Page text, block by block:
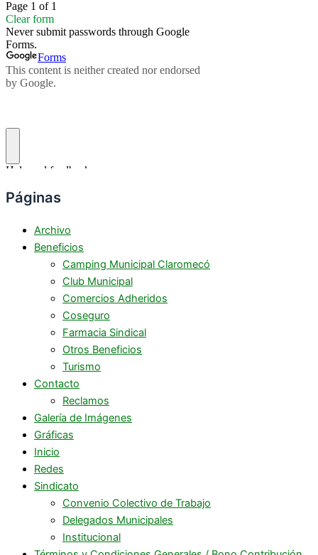
Páginas
Archivo
Beneficios
Camping Municipal Claromecó
Club Municipal
Comercios Adheridos
Coseguro
Farmacia Sindical
Otros Beneficios
Turismo
Contacto
Reclamos
Galería de Imágenes
Gráficas
Inicio
Redes
Sindicato
Convenio Colectivo de Trabajo
Delegados Municipales
Institucional